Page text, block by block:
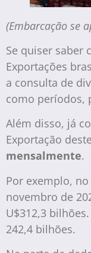
(Embarcação se
Se quiser saber
Exportações
a consulta de
como períodos,
Além disso, já
Exportação
mensalmente.
Por exemplo,
novembro de
U$312,3
242,4 bilhões.